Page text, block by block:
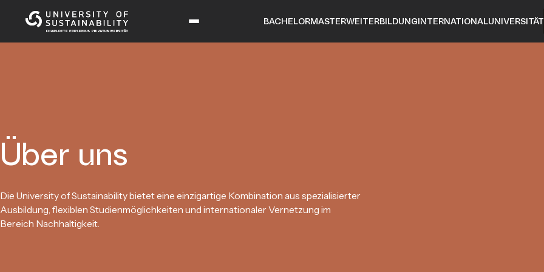
BACHELORMASTERWEITERBILDUNGINTERNATIONALUNIVERSITÄT
Über uns
Die University of Sustainability bietet eine einzigartige Kombination aus spezialisierter
Ausbildung, flexiblen Studienmöglichkeiten und internationaler Vernetzung im
Bereich Nachhaltigkeit.